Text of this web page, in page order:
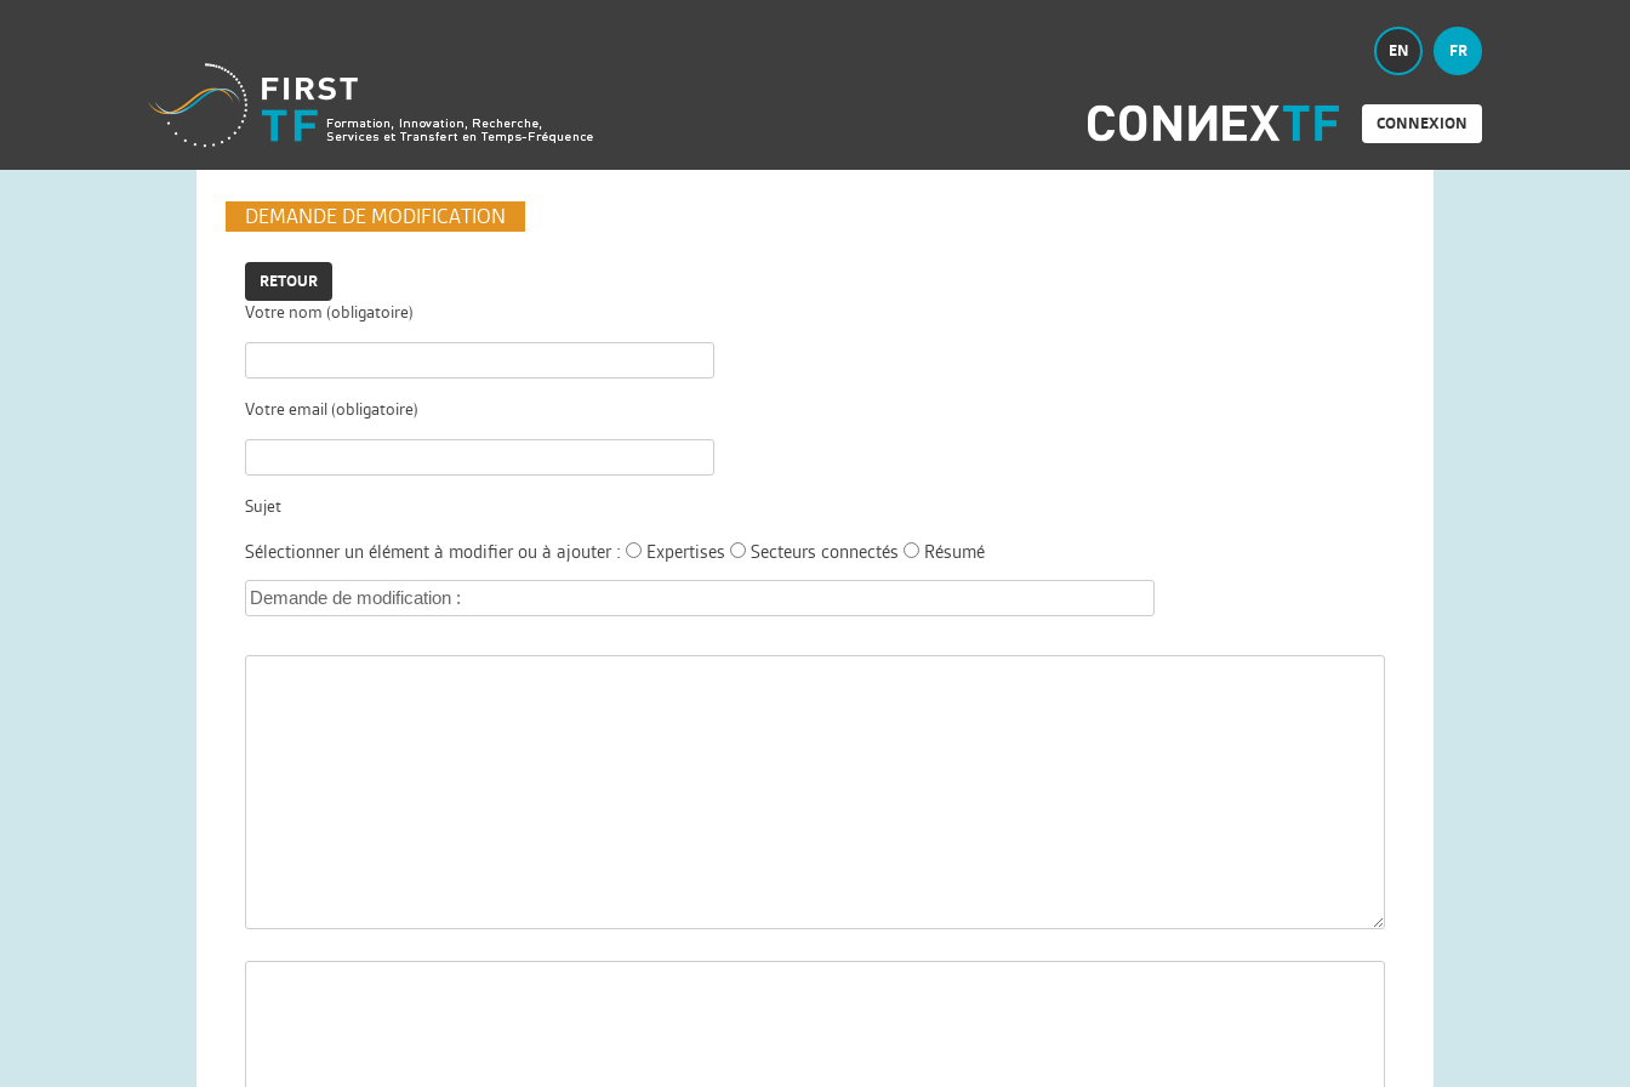
EN FR
CONNEXION
DEMANDE DE MODIFICATION
RETOUR
Votre nom (obligatoire)
Votre email (obligatoire)
Sujet
Sélectionner un élément à modifier ou à ajouter : Expertises Secteurs connectés Résumé